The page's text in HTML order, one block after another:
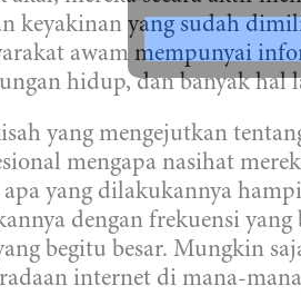
keyakinan yang sudah
awam mempunyai
hidup, dan banyak hal
yang mengejutkan
mengapa nasihat
apa yang dilakukannya
dengan frekuensi
begitu besar. Mungkin
internet di mana-